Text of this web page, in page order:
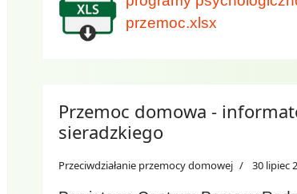
przemoc.xlsx
Przemoc domowa -
sieradzkiego
Przeciwdziałanie przemocy domowej 30 lipiec